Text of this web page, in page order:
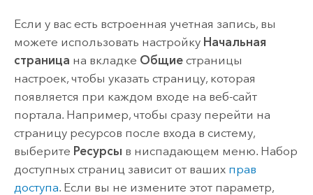
Если у вас есть встроенная учетная запись, вы
можете использовать настройку Начальная
страница на вкладке Общиестраницы
настроек, чтобы указать страницу, которая
появляется при каждом входе на веб-сайт
портала.Например, чтобы сразу перейти на
страницу ресурсов после входа в систему,
выберите Ресурсы в ниспадающем меню. Набор
доступных страниц зависит от ваших прав
доступа. Если вы не измените этот параметр,